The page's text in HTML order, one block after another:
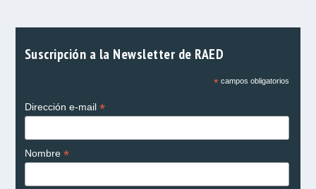
Suscripción a la Newsletter de RAED
*campos obligatorios
Dirección e-mail *
Nombre *